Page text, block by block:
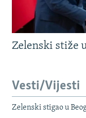
Zelenski stiže
Vesti/Vijesti
Zelenski stigao u